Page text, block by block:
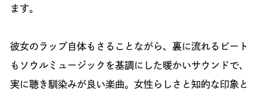
ます。
彼女のラップ自体もさることながら、裏に流れるビート
もソウルミュージックを基調にした暖かいサウンドで、
実に聴き馴染みが良い楽曲。女性らしさと知的な印象と